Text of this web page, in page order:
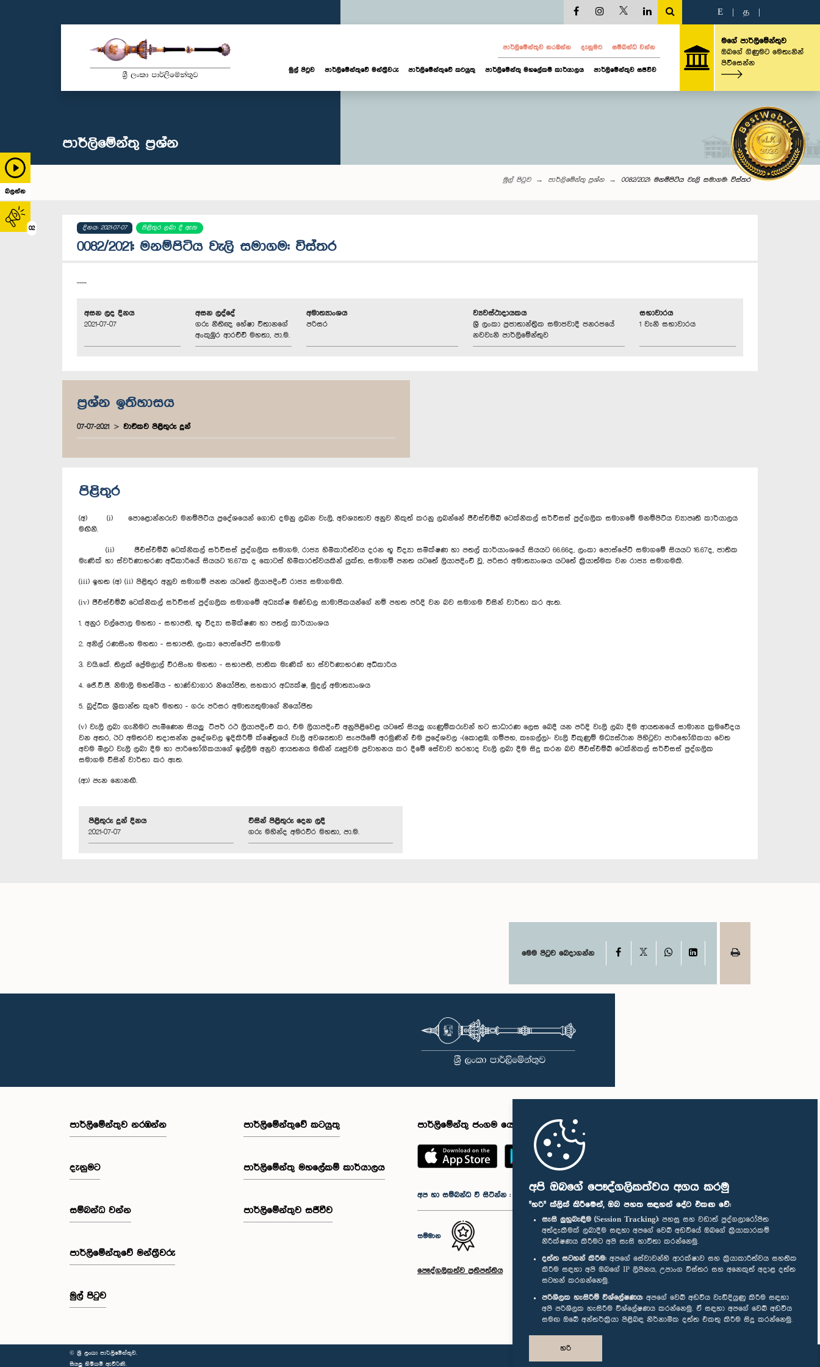
අපි ඔබගේ පෞද්ගලිකත්වය අගය කරමු
"හරි" ක්ලික් කිරීමෙන්, ඔබ පහත සඳහන් දේට එකඟ වේ:
සැසි ලුහුබැඳීම (Session Tracking): පහසු සහ වඩාත් පුද්ගලාරෝපිත
අත්දැකීමක් ලබාදීම සඳහා අපගේ වෙබ් අඩවියේ ඔබගේ ක්‍රියාකාරකම්
නිරීක්ෂණය කිරීමට අපි සැසි භාවිතා කරන්නෙමු.
දත්ත සටහන් කිරීම: අපගේ සේවාවන්හි ආරක්ෂාව සහ ක්‍රියාකාරීත්වය සහතික
කිරීම සඳහා අපි ඔබගේ IP ලිපිනය, උපාංග විස්තර සහ අනෙකුත් අදාළ දත්ත
සටහන් කරගන්නෙමු.
පරිශීලක හැසිරීම් විශ්ලේෂණය: අපගේ වෙබ් අඩවිය වැඩිදියුණු කිරීම සඳහා
අපි පරිශීලක හැසිරීම විශ්ලේෂණය කරන්නෙමු. ඒ සඳහා අපගේ වෙබ් අඩවිය
සමඟ ඔබේ අන්තර්ක්‍රියා පිළිබඳ නිර්නාමික දත්ත එකතු කිරීම සිදු කරන්නෙමු.
හරි
බලන්න
02
E த
පාර්ලි‌මේන්තුව නරඹන්න දැනුමට සම්බන්ධ වන්න
මුල් පිටුව පාර්ලි‌මේන්තුවේ මන්ත්‍රීවරු පාර්ලිමේන්තුවේ කටයුතු පාර්ලිමේන්තු මහලේකම් කාර්යාලය පාර්ලිමේන්තුව සජීවීව
මගේ පාර්ලිමේන්තුව
ඔබගේ ගිණුමට මෙතැනින්
පිවිසෙන්න
පාර්ලි‌මේන්තු‌ ප්‍රශ්න
මුල් පිටුව පාර්ලි‌මේන්තු‌ ප්‍රශ්න 0082/2021: මනම්පිටිය වැලි සමාගම: විස්තර
දිනය: 2021-07-07 පිළිතුර ලබා දී ඇත
0082/2021: මනම්පිටිය වැලි සමාගම: විස්තර
----
අසන ලද දිනය
2021-07-07
අසන ලද්දේ
ගරු නීතිඥ හේෂා විතානගේ
අංකුඹුර ආරච්චි මහතා, පා.ම.
අමාත්‍යාංශය
පරිසර
ව්‍යවස්ථාදායකය
ශ්‍රී ලංකා ප්‍රජාතාන්ත්‍රික සමාජවාදී ජනරජයේ
නවවැනි පාර්ලිමේන්තුව
සභාවාරය
1 වැනි සභාවාරය
ප්‍රශ්න ඉතිහාසය
07-07-2021 වාචිකව පිළිතුරු දුන්
පිළිතුර
(අ) (i) පොළොන්නරුව මනම්පිටිය ප්‍රදේශයෙන් ගොඩ දමනු ලබන වැලි, අවශ්‍යතාව අනුව නිකුත් කරනු ලබන්නේ ජීඑස්එම්බී ටෙක්නිකල් සර්විසස් පුද්ගලික සමාගමේ මනම්පිටිය ව්‍යාපෘති කාර්යාලය
මඟිනි.
(ii) ජීඑස්එම්බී ටෙක්නිකල් සර්විසස් පුද්ගලික සමාගම, රාජ්‍ය හිමිකාරිත්වය දරන භූ විද්‍යා සමීක්ෂණ හා පතල් කාර්යාංශයේ සියයට 66.66ද, ලංකා පොස්පේට් සමාගමේ සියයට 16.67ද, ජාතික
මැණික් හා ස්වර්ණාභරණ අධිකාරියේ සියයට 16.67ක ද කොටස් හිමිකාරත්වයකින් යුක්ත, සමාගම් පනත යටතේ ලියාපදිංචි වූ, පරිසර අමාත්‍යාංශය යටතේ ක්‍රියාත්මක වන රාජ්‍ය සමාගමකි.
(iii) ඉහත (අ) (ii) පිළිතුර අනුව සමාගම් පනත යටතේ ලියාපදිංචි රාජ්‍ය සමාගමකි.
(iv) ජීඑස්එම්බී ටෙක්නිකල් සර්විසස් පුද්ගලික සමාගමේ අධ්‍යක්ෂ මණ්ඩල සාමාජිකයන්ගේ නම් පහත පරිදි වන බව සමාගම විසින් වාර්තා කර ඇත.
1. අනුර වල්පොල මහතා - සභාපති, භූ විද්‍යා සමීක්ෂණ හා පතල් කාර්යාංශය
2. අනිල් රණසිංහ මහතා - සභාපති, ලංකා පොස්පේට් සමාගම
3. වයි.කේ. තිලක් ප්‍රේමලාල් වීරසිංහ මහතා - සභාපති, ජාතික මැණික් හා ස්වර්ණාභරණ අධිකාරිය
4. ජේ.වී.ජී. නිමාලි මහත්මිය - භාණ්ඩාගාර නියෝජිත, සහකාර අධ්‍යක්ෂ, මුදල් අමාත්‍යාංශය
5. බුද්ධික ශ්‍රීකාන්ත කුරේ මහතා - ගරු පරිසර අමාත්‍යතුමාගේ නියෝජිත
(v) වැලි ලබා ගැනීමට පැමිණෙන සියලු ටිපර් රථ ලියාපදිංචි කර, එම ලියාපදිංචි අනුපිළිවෙළ යටතේ සියලු ගැණුම්කරුවන් හට සාධාරණ ලෙස බෙදී යන පරිදි වැලි ලබා දීම ආයතනයේ සාමාන්‍ය ක්‍රමවේදය
වන අතර, ඊට අමතරව තදාසන්න ප්‍රදේශවල ඉදිකිරීම් ක්ෂේත්‍රයේ වැලි අවශ්‍යතාව සැපයීමේ අරමුණින් එම ප්‍රදේශවල -(කොළඹ, ගම්පහ, කෑගල්ල)- වැලි විකුණුම් මධ්‍යස්ථාන පිහිටුවා පාරිභෝගිකයා වෙත
අවම මිලට වැලි ලබා දීම හා පාරිභෝගිකයාගේ ඉල්ලීම අනුව ආයතනය මඟින් ඍජුවම ප්‍රවාහනය කර දීමේ සේවාව හරහාද වැලි ලබා දීම සිදු කරන බව ජීඑස්එම්බී ටෙක්නිකල් සර්විසස් පුද්ගලික
සමාගම විසින් වාර්තා කර ඇත.
(ආ) පැන නොනඟී.
පිළිතුරු දුන් දිනය
2021-07-07
විසින් පිළිතුරු දෙන ලදී
ගරු මහින්ද අමරවීර මහතා, පා.ම.
මෙම පිටුව බෙදාගන්න Facebook WhatsAppLinkedIn
පාර්ලි‌මේන්තුව නරඹන්න
දැනුමට
සම්බන්ධ වන්න
පාර්ලි‌මේන්තුවේ මන්ත්‍රීවරු
මුල් පිටුව
පාර්ලිමේන්තුවේ කටයුතු
පාර්ලිමේන්තු මහලේකම් කාර්යාලය
පාර්ලිමේන්තුව සජීවීව
පාර්ලිමේන්තු ජංගම යෙදුම
අප හා සම්බන්ධ වී සිටින්න :
සම්මාන
පෞද්ගලිකත්ව ප්‍රතිපත්තිය
© ශ්‍රී ලංකා පාර්ලි‌මේන්තුව.
සියලු හිමිකම් ඇවිරිණි.